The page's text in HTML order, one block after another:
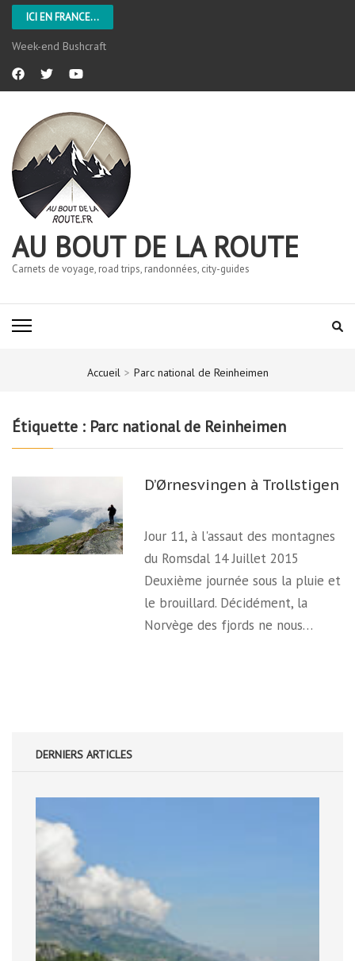
ICI EN FRANCE...
Week-end Bushcraft
AU BOUT DE LA ROUTE
Carnets de voyage, road trips, randonnées, city-guides
Accueil > Parc national de Reinheimen
Étiquette : Parc national de Reinheimen
D’Ørnesvingen à Trollstigen
Jour 11, à l'assaut des montagnes
du Romsdal 14 Juillet 2015
Deuxième journée sous la pluie et
le brouillard. Décidément, la
Norvège des fjords ne nous…
DERNIERS ARTICLES